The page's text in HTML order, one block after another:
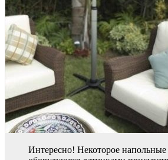
Интересно! Некоторое